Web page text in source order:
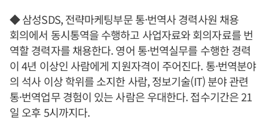
◆ 삼성SDS, 전략마케팅부문 통·번역사 경력사원 채용
회의에서 동시통역을 수행하고 사업자료와 회의자료를 번
역할 경력자를 채용한다. 영어 통·번역실무를 수행한 경력
이 4년 이상인 사람에게 지원자격이 주어진다. 통·번역분야
의 석사 이상 학위를 소지한 사람, 정보기술(IT) 분야 관련
통·번역업무 경험이 있는 사람은 우대한다. 접수기간은 21
일 오후 5시까지다.